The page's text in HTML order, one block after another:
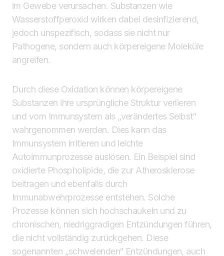
im Gewebe verursachen. Substanzen wie
Wasserstoffperoxid wirken dabei desinfizierend,
jedoch unspezifisch, sodass sie nicht nur
Pathogene, sondern auch körpereigene Moleküle
angreifen.
Durch diese Oxidation können körpereigene
Substanzen ihre ursprüngliche Struktur verlieren
und vom Immunsystem als „verändertes Selbst“
wahrgenommen werden. Dies kann das
Immunsystem irritieren und leichte
Autoimmunprozesse auslösen. Ein Beispiel sind
oxidierte Phospholipide, die zur Atherosklerose
beitragen und ebenfalls durch
Immunabwehrprozesse entstehen. Solche
Prozesse können sich hochschaukeln und zu
chronischen, niedriggradigen Entzündungen führen,
die nicht vollständig zurückgehen. Diese
sogenannten „schwelenden“ Entzündungen, auch